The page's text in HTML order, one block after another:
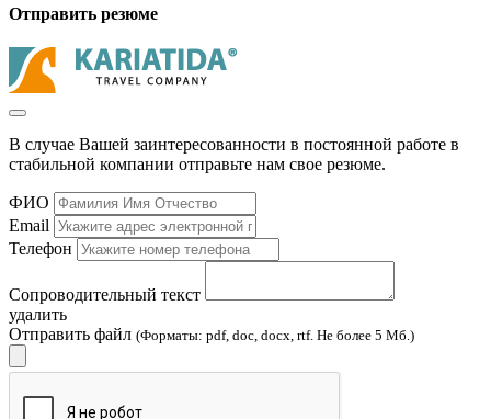
Отправить резюме
В случае Вашей заинтересованности в постоянной работе в
стабильной компании отправьте нам свое резюме.
ФИО
Email
Телефон
Сопроводительный текст
удалить
Отправить файл (Форматы: pdf, doc, docx, rtf. Не более 5 Мб.)